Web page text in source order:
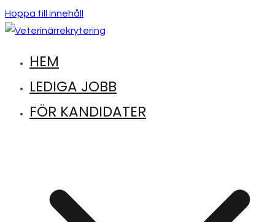
Hoppa till innehåll
Veterinärrekrytering
Hitta lediga jobb inom djursjukvård
HEM
LEDIGA JOBB
FÖR KANDIDATER